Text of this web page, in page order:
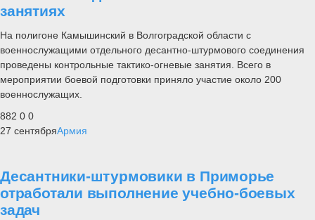
занятиях
На полигоне Камышинский в Волгоградской области с
военнослужащими отдельного десантно-штурмового соединения
проведены контрольные тактико-огневые занятия. Всего в
мероприятии боевой подготовки приняло участие около 200
военнослужащих.
882 0 0
27 сентябряАрмия
Десантники-штурмовики в Приморье
отработали выполнение учебно-боевых
задач